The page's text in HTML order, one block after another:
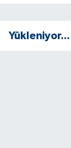
Yükleniyor...